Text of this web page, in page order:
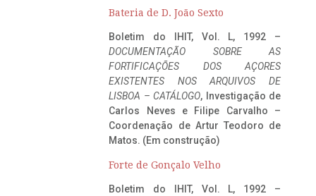
Bateria de D. João Sexto
Boletim do IHIT, Vol. L, 1992 –
DOCUMENTAÇÃO SOBRE AS
FORTIFICAÇÕES DOS AÇORES
EXISTENTES NOS ARQUIVOS DE
LISBOA – CATÁLOGO, Investigação de
Carlos Neves e Filipe Carvalho –
Coordenação de Artur Teodoro de
Matos. (Em construção)
Forte de Gonçalo Velho
Boletim do IHIT, Vol. L, 1992 –